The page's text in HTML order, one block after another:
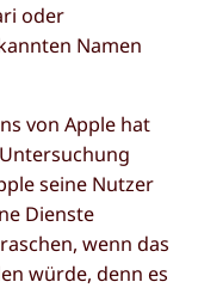
oder
Namen
von Apple hat
seine Nutzer
Dienste
wenn das
würde, denn es